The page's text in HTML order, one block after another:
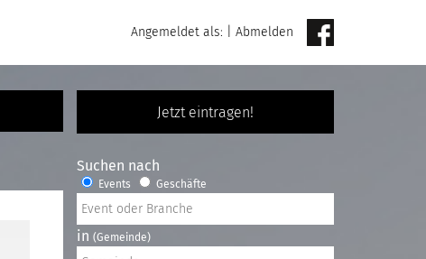
Angemeldet als: Abmelden
Jetzt eintragen!
Suchen nach
Events Geschäfte
in (Gemeinde)